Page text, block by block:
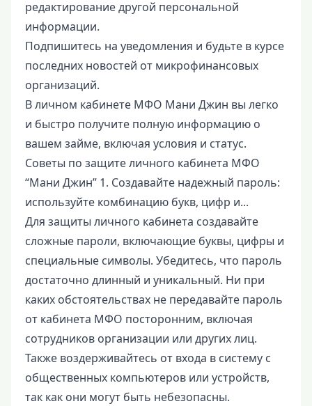
редактирование другой персональной
информации.
Подпишитесь на уведомления и будьте в курсе
последних новостей от микрофинансовых
организаций.
В личном кабинете МФО Мани Джин вы легко
и быстро получите полную информацию о
вашем займе, включая условия и статус.
Советы по защите личного кабинета МФО
“Мани Джин” 1. Создавайте надежный пароль:
используйте комбинацию букв, цифр и...
Для защиты личного кабинета создавайте
сложные пароли, включающие буквы, цифры и
специальные символы. Убедитесь, что пароль
достаточно длинный и уникальный. Ни при
каких обстоятельствах не передавайте пароль
от кабинета МФО посторонним, включая
сотрудников организации или других лиц.
Также воздерживайтесь от входа в систему с
общественных компьютеров или устройств,
так как они могут быть небезопасны.